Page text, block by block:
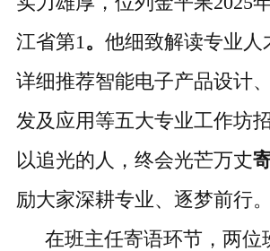
江省第1 。 他细致解读专业人
详细推荐智能电子产品设计
发及应用等五大专业工作坊
以追光的人，终会光芒万丈
励大家深耕专业、逐梦前行。
在班主任寄语环节，两位